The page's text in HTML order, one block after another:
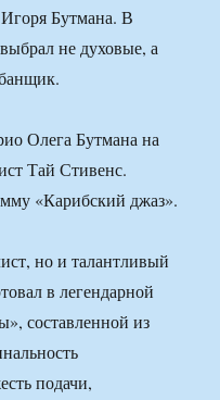
Игоря Бутмана. В
не духовые, а
Олега Бутмана на
Тай Стивенс.
«Карибский джаз».
но и талантливый
в легендарной
составленной из
подачи,